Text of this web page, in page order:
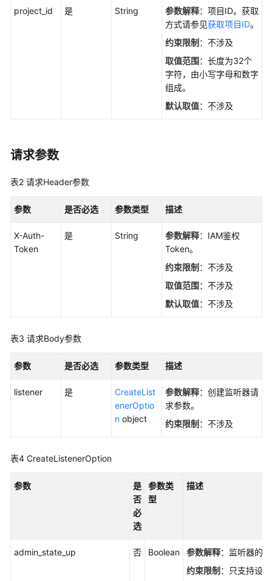
可
用
衡
略
监
project_id 是 String 参数解释：项目ID。获取
方式请参见获取项目ID。
约束限制 ：不涉及
取值范围：长度为32个
字符，由小写字母和数字
组成。
默认取值：不涉及
请求参数
表2 请求Header参数
参数 是否必选 参数类型 描述
X-Auth-
Token
是 String 参数解释：IAM鉴权
Token。
约束限制 ：不涉及
取值范围：不涉及
默认取值：不涉及
表3 请求Body参数
参数 是否必选 参数类型 描述
listener 是
CreateList
enerOptio
n object
参数解释：创建监听器请
求参数。
约束限制 ：不涉及
表4 CreateListenerOption
参数
是
否
必
选
参数类
型
描述
admin_state_up 否 Boolean 参数解释：监听器的
约束限制 ：只支持设